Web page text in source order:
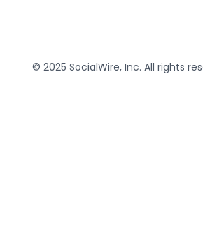
© 2025 SocialWire, Inc. All rights